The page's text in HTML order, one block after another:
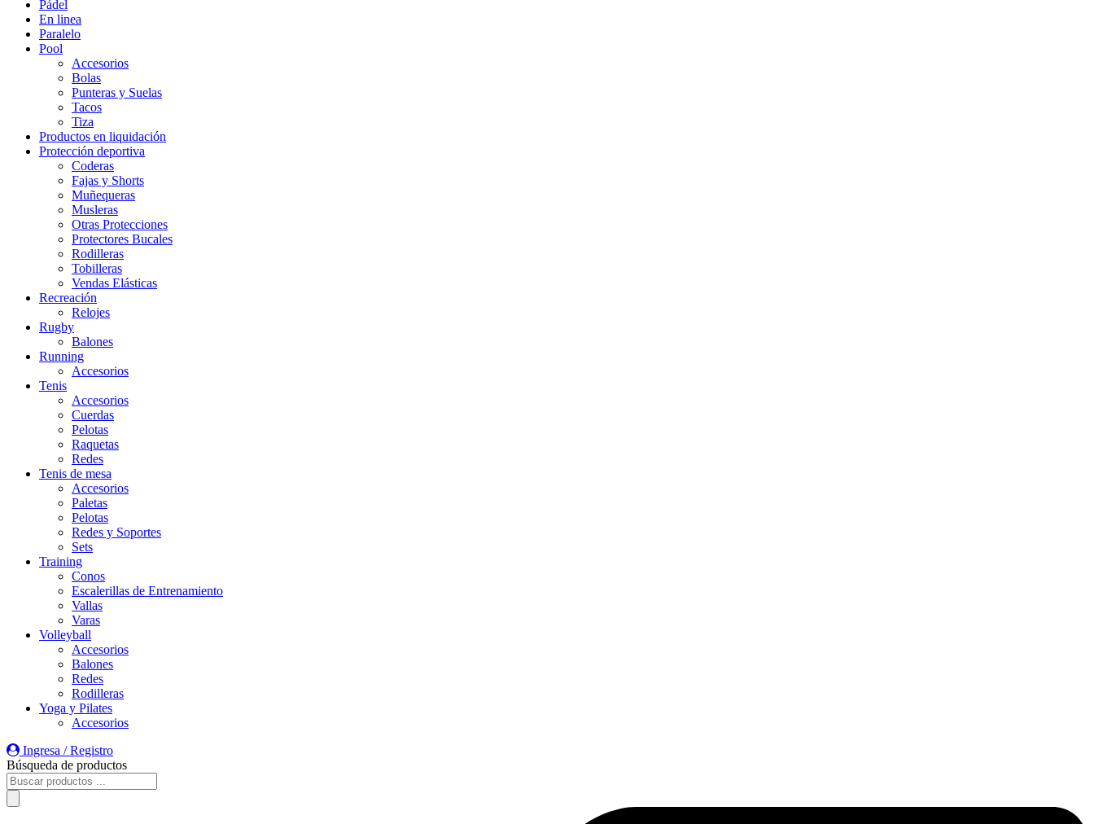
Pádel
En linea
Paralelo
Pool
Accesorios
Bolas
Punteras y Suelas
Tacos
Tiza
Productos en liquidación
Protección deportiva
Coderas
Fajas y Shorts
Muñequeras
Musleras
Otras Protecciones
Protectores Bucales
Rodilleras
Tobilleras
Vendas Elásticas
Recreación
Relojes
Rugby
Balones
Running
Accesorios
Tenis
Accesorios
Cuerdas
Pelotas
Raquetas
Redes
Tenis de mesa
Accesorios
Paletas
Pelotas
Redes y Soportes
Sets
Training
Conos
Escalerillas de Entrenamiento
Vallas
Varas
Volleyball
Accesorios
Balones
Redes
Rodilleras
Yoga y Pilates
Accesorios
Ingresa / Registro
Búsqueda de productos